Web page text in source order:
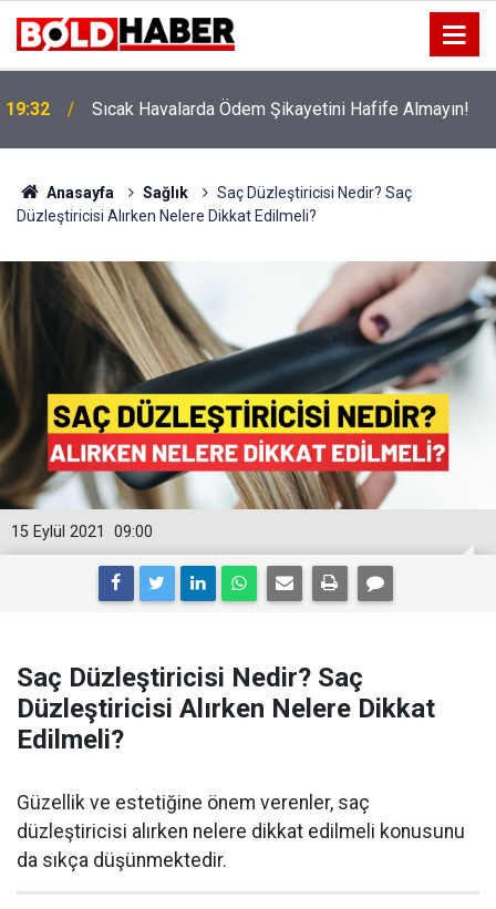
19:32 Sıcak Havalarda Ödem Şikayetini Hafife Almayın!
Anasayfa Sağlık
Saç Düzleştiricisi Nedir? Saç
Düzleştiricisi Alırken Nelere Dikkat Edilmeli?
09:00
15 Eylül 2021
Saç Düzleştiricisi Nedir? Saç
Düzleştiricisi Alırken Nelere Dikkat
Edilmeli?
Güzellik ve estetiğine önem verenler, saç
düzleştiricisi alırken nelere dikkat edilmeli konusunu
da sıkça düşünmektedir.